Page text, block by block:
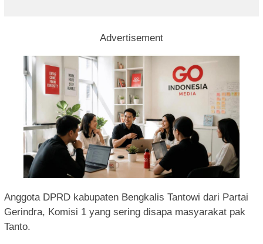
Advertisement
Anggota DPRD kabupaten Bengkalis Tantowi dari Partai
Gerindra, Komisi 1 yang sering disapa masyarakat pak
Tanto.